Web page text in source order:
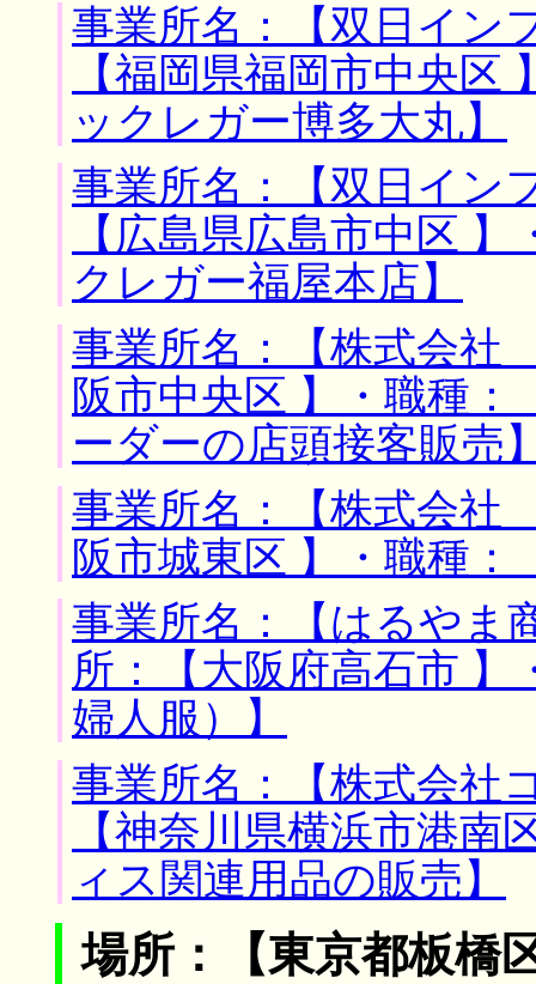
事業所名：【双日イン
【福岡県福岡市中央区
ックレガー博多大丸】
事業所名：【双日イン
【広島県広島市中区
クレガー福屋本店】
事業所名：【株式会社
阪市中央区 】・職種
ーダーの店頭接客販売
事業所名：【株式会社
阪市城東区 】・職種：
事業所名：【はるや
所：【大阪府高石市 】
婦人服）】
事業所名：【株式会
【神奈川県横浜市港南
ィス関連用品の販売】
場所：【東京都板橋